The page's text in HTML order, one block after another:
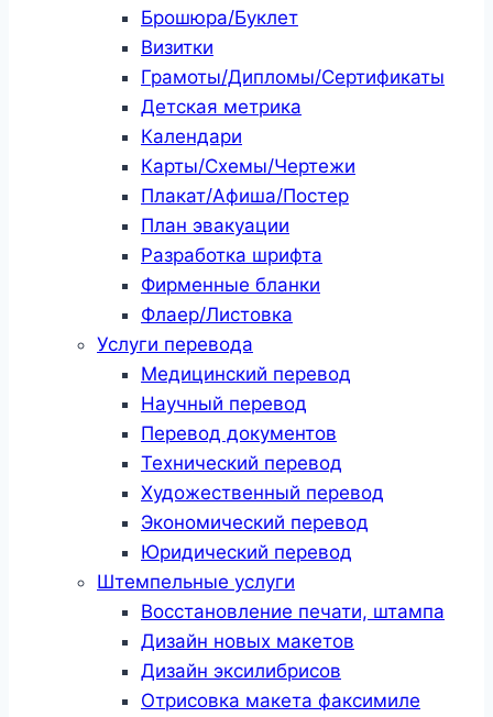
Брошюра/Буклет
Визитки
Грамоты/Дипломы/Сертификаты
Детская метрика
Календари
Карты/Схемы/Чертежи
Плакат/Афиша/Постер
План эвакуации
Разработка шрифта
Фирменные бланки
Флаер/Листовка
Услуги перевода
Медицинский перевод
Научный перевод
Перевод документов
Технический перевод
Художественный перевод
Экономический перевод
Юридический перевод
Штемпельные услуги
Восстановление печати, штампа
Дизайн новых макетов
Дизайн эксилибрисов
Отрисовка макета факсимиле